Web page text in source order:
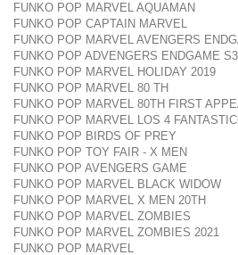
FUNKO POP MARVEL AQUAMAN
FUNKO POP CAPTAIN MARVEL
FUNKO POP MARVEL AVENGERS
FUNKO POP ADVENGERS ENDGAME S3
FUNKO POP MARVEL HOLIDAY 2019
FUNKO POP MARVEL 80 TH
FUNKO POP MARVEL 80TH FIRST
FUNKO POP MARVEL LOS 4
FUNKO POP BIRDS OF PREY
FUNKO POP TOY FAIR - X MEN
FUNKO POP AVENGERS GAME
FUNKO POP MARVEL BLACK WIDOW
FUNKO POP MARVEL X MEN 20TH
FUNKO POP MARVEL ZOMBIES
FUNKO POP MARVEL ZOMBIES 2021
FUNKO POP MARVEL